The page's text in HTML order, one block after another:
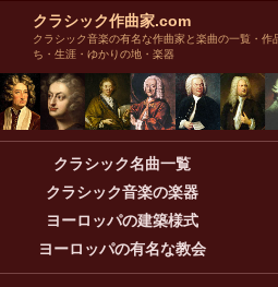
クラシック作曲家.com
クラシック音楽の有名な作曲家と楽曲の一覧・作
ち・生涯・ゆかりの地・楽器
クラシック名曲一覧
クラシック音楽の楽器
ヨーロッパの建築様式
ヨーロッパの有名な教会